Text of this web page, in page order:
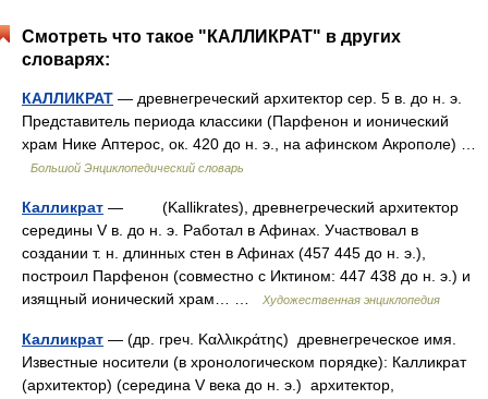
Смотреть что такое "КАЛЛИКРАТ" в других
словарях:
КАЛЛИКРАТ — древнегреческий архитектор сер. 5 в. до н. э.
Представитель периода классики (Парфенон и ионический
храм Нике Аптерос, ок. 420 до н. э., на афинском Акрополе) …
Большой Энциклопедический словарь
Калликрат — (Kallikrates), древнегреческий архитектор
середины V в. до н. э. Работал в Афинах. Участвовал в
создании т. н. длинных стен в Афинах (457 445 до н. э.),
построил Парфенон (совместно с Иктином: 447 438 до н. э.) и
изящный ионический храм… …
Художественная энциклопедия
Калликрат — (др. греч. Καλλικράτης) древнегреческое имя.
Известные носители (в хронологическом порядке): Калликрат
(архитектор) (середина V века до н. э.) архитектор,